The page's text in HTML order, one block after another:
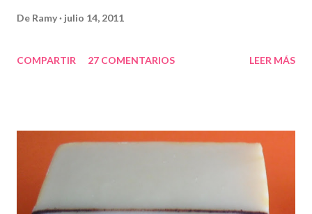
De Ramy julio 14, 2011
COMPARTIR 27 COMENTARIOS LEER MÁS